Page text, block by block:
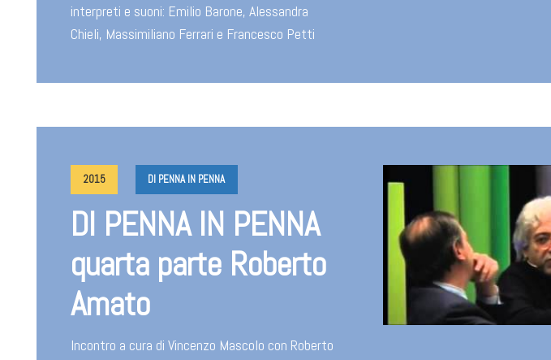
interpreti e suoni: Emilio Barone, Alessandra
Chieli, Massimiliano Ferrari e Francesco Petti
2015 DI PENNA IN PENNA
DI PENNA IN PENNA
quarta parte Roberto
Amato
Incontro a cura di Vincenzo Mascolo con Roberto